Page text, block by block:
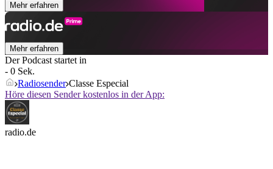
Mehr erfahren
Mehr erfahren
Der Podcast startet in
- 0 Sek.
Radiosender Classe Especial
Höre diesen Sender kostenlos in der App:
radio.de